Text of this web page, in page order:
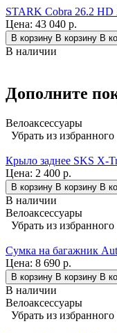
STARK Cobra 26.2 HD
Цена: 43 040 р.
В корзину В корзину В
В наличии
Дополните
Велоаксессуары
Убрать из избранного
Крыло заднее SKS X-
Цена: 2 400 р.
В корзину В корзину В
В наличии
Велоаксессуары
Убрать из избранного
Сумка на багажник
Цена: 8 690 р.
В корзину В корзину В
В наличии
Велоаксессуары
Убрать из избранного